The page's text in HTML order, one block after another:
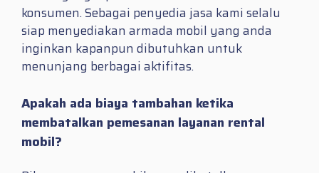
konsumen. Sebagai penyedia jasa kami selalu
siap menyediakan armada mobil yang anda
inginkan kapanpun dibutuhkan untuk
menunjang berbagai aktifitas.
Apakah ada biaya tambahan ketika
membatalkan pemesanan layanan rental
mobil?